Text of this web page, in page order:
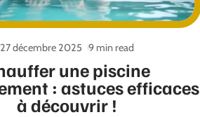
une piscine
: astuces efficaces
à découvrir !
27 décembre 2025 9 min read